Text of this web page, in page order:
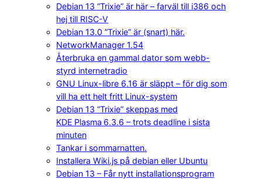
Debian 13 “Trixie” är här – farväl till i386 och
hej till RISC-V
Debian 13.0 ”Trixie” är (snart) här.
NetworkManager 1.54
Återbruka en gammal dator som webb-
styrd internetradio
GNU Linux-libre 6.16 är släppt – för dig som
vill ha ett helt fritt Linux-system
Debian 13 “Trixie” skeppas med
KDE Plasma 6.3.6 – trots deadline i sista
minuten
Tankar i sommarnatten.
Installera Wiki.js på debian eller Ubuntu
Debian 13 – Får nytt installationsprogram